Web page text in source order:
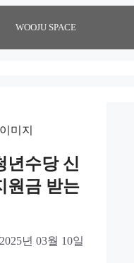
WOOJU SPACE
년수당 신
원금 받는
2025년 03월 10일